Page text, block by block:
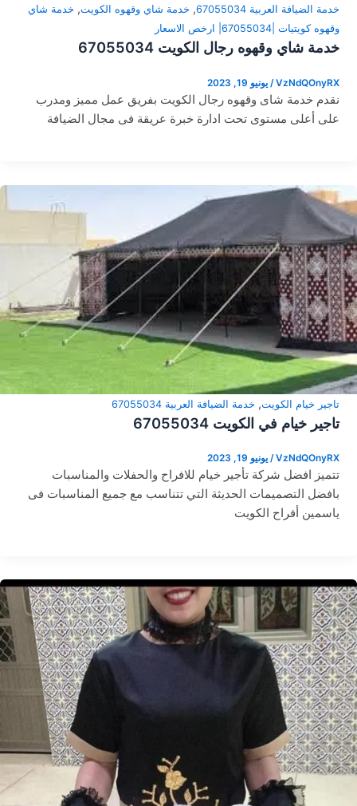
خدمة الضيافة العربية 67055034 , خدمة شاي وقهوه الكويت, خدمة شاي
وقهوه كويتيات |67055034| ارخص الاسعار
خدمة شاي وقهوه رجال الكويت 67055034
VzNdQOnyRX
/ يونيو 19, 2023
نقدم خدمة شاى وقهوه رجال الكويت بفريق عمل مميز ومدرب
على أعلى مستوى تحت ادارة خبرة عريقة فى مجال الضيافة
تاجير خيام الكويت, خدمة الضيافة العربية 67055034
تاجير خيام في الكويت 67055034
VzNdQOnyRX
/ يونيو 19, 2023
تتميز افضل شركة تأجير خيام للافراح والحفلات والمناسبات
بافضل التصميمات الحديثة التي تتناسب مع جميع المناسبات فى
ياسمين أفراح الكويت